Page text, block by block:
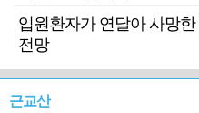
입원환자가 연달아 사망
전망
근교산